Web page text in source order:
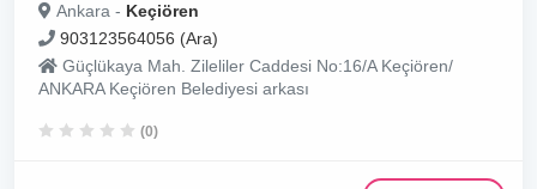
Ankara - Keçiören
903123564056 (Ara)
Güçlükaya Mah. Zileliler Caddesi No:16/A Keçiören/
ANKARA Keçiören Belediyesi arkası
(0)